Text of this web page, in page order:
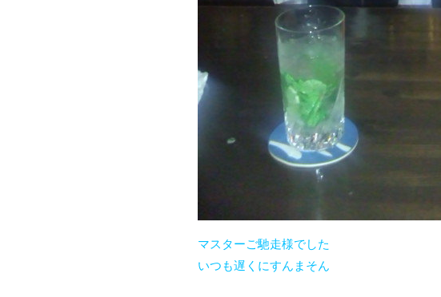
マスターご馳走様でした
いつも遅くにすんまそん